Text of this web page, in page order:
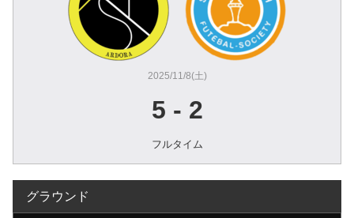
2025/11/8(土)
5 - 2
フルタイム
グラウンド